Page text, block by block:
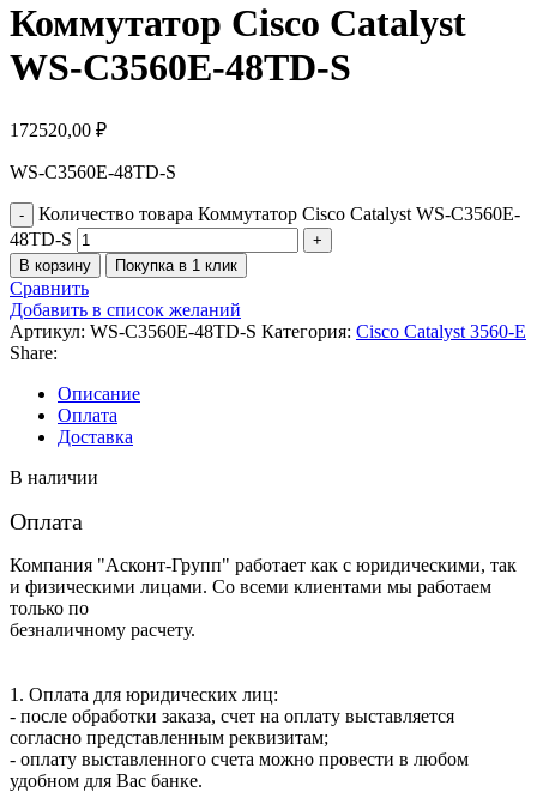
Коммутатор Cisco Catalyst
WS-C3560E-48TD-S
172520,00 ₽
WS-C3560E-48TD-S
Количество товара Коммутатор Cisco Catalyst WS-C3560E-
48TD-S
В корзину Покупка в 1 клик
Сравнить
Добавить в список желаний
Артикул: WS-C3560E-48TD-S Категория: Cisco Catalyst 3560-E
Share:
Описание
Оплата
Доставка
В наличии
Оплата
Компания "Асконт-Групп" работает как с юридическими, так
и физическими лицами. Со всеми клиентами мы работаем
только по
безналичному расчету.
1. Оплата для юридических лиц:
- после обработки заказа, счет на оплату выставляется
согласно представленным реквизитам;
- оплату выставленного счета можно провести в любом
удобном для Вас банке.